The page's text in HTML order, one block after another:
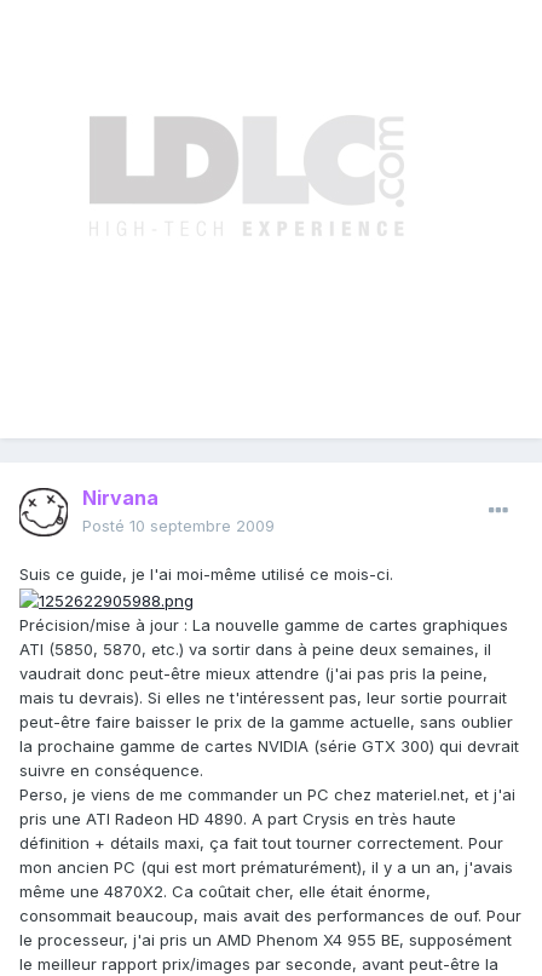
Nirvana
Posté 10 septembre 2009
Suis ce guide, je l'ai moi-même utilisé ce mois-ci.
Précision/mise à jour : La nouvelle gamme de cartes graphiques
ATI (5850, 5870, etc.) va sortir dans à peine deux semaines, il
vaudrait donc peut-être mieux attendre (j'ai pas pris la peine,
mais tu devrais). Si elles ne t'intéressent pas, leur sortie pourrait
peut-être faire baisser le prix de la gamme actuelle, sans oublier
la prochaine gamme de cartes NVIDIA (série GTX 300) qui devrait
suivre en conséquence.
Perso, je viens de me commander un PC chez materiel.net, et j'ai
pris une ATI Radeon HD 4890. A part Crysis en très haute
définition + détails maxi, ça fait tout tourner correctement. Pour
mon ancien PC (qui est mort prématurément), il y a un an, j'avais
même une 4870X2. Ca coûtait cher, elle était énorme,
consommait beaucoup, mais avait des performances de ouf. Pour
le processeur, j'ai pris un AMD Phenom X4 955 BE, supposément
le meilleur rapport prix/images par seconde, avant peut-être la